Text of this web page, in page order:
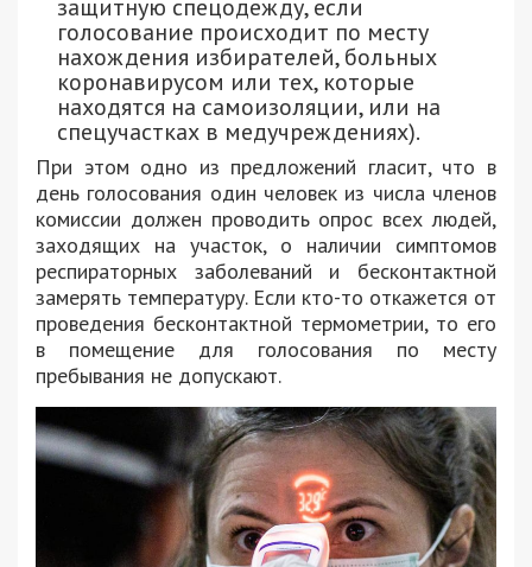
защитную спецодежду, если
голосование происходит по месту
нахождения избирателей, больных
коронавирусом или тех, которые
находятся на самоизоляции, или на
спецучастках в медучреждениях).
При этом одно из предложений гласит, что в
день голосования один человек из числа членов
комиссии должен проводить опрос всех людей,
заходящих на участок, о наличии симптомов
респираторных заболеваний и бесконтактной
замерять температуру. Если кто-то откажется от
проведения бесконтактной термометрии, то его
в помещение для голосования по месту
пребывания не допускают.